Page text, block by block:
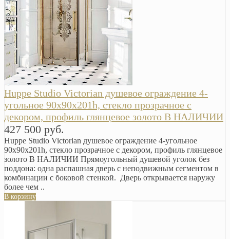
Huppe Studio Victorian душевое ограждение 4-
угольное 90x90x201h, стекло прозрачное с
декором, профиль глянцевое золото В НАЛИЧИИ
427 500 руб.
Huppe Studio Victorian душевое ограждение 4-угольное
90x90x201h, стекло прозрачное с декором, профиль глянцевое
золото В НАЛИЧИИ Прямоугольный душевой уголок без
поддона: одна распашная дверь с неподвижным сегментом в
комбинации с боковой стенкой. Дверь открывается наружу
более чем ..
В корзину